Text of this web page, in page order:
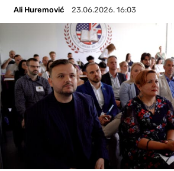
Ali Huremović 23.06.2026. 16:03